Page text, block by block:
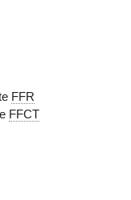
FFR
FFCT